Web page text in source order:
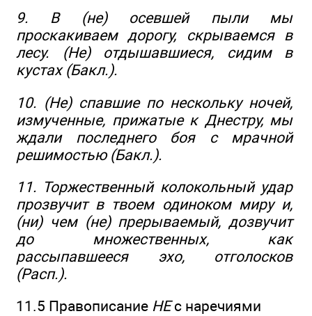
9. В (не) осевшей пыли мы
проскакиваем дорогу, скрываемся в
лесу. (Не) отдышавшиеся, сидим в
кустах (Бакл.).
10. (Не) спавшие по нескольку ночей,
измученные, прижатые к Днестру, мы
ждали последнего боя с мрачной
решимостью (Бакл.).
11. Торжественный колокольный удар
прозвучит в твоем одиноком миру и,
(ни) чем (не) прерываемый, дозвучит
до множественных, как
рассыпавшееся эхо, отголосков
(Расп.).
11.5 Правописание НЕс наречиями